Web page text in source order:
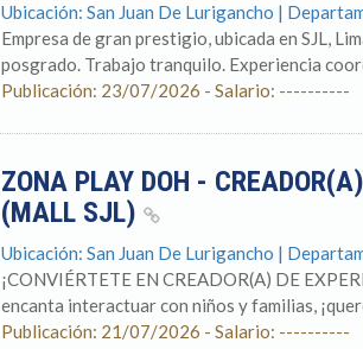
Ubicación: San Juan De Lurigancho |
Empresa de gran prestigio, ubicada en SJL,
posgrado. Trabajo tranquilo. Experiencia
Publicación: 23/07/2026 - Salario: ----------
ZONA PLAY DOH -
(MALL SJL)
Ubicación: San Juan De Lurigancho |
¡CONVIÉRTETE EN CREADOR(A) DE
encanta interactuar con niños y familias,
Publicación: 21/07/2026 - Salario: ----------